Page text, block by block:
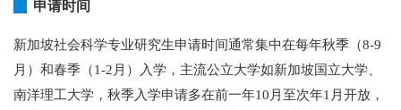
申请时间
新加坡社会科学专业研究生申请时间通常集中在每年秋季（8-9
月）和春季（1-2月）入学，主流公立大学如新加坡国立大学、
南洋理工大学，秋季入学申请多在前一年10月至次年1月开放，